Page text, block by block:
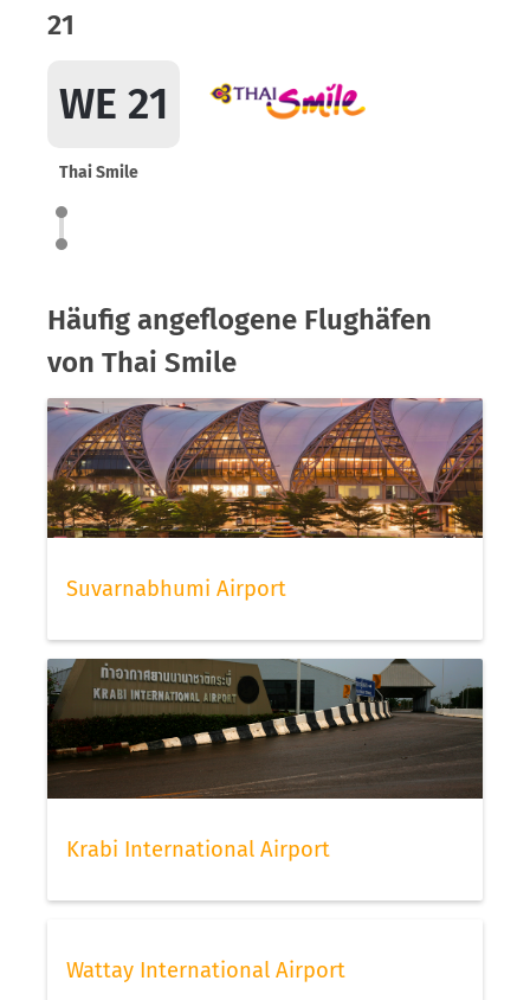
21
WE 21
Thai Smile
Häufig angeflogene Flughäfen
von Thai Smile
Suvarnabhumi Airport
Krabi International Airport
Wattay International Airport